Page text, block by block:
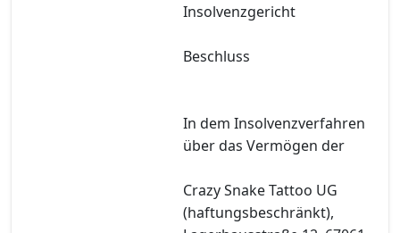
Insolvenzgericht
Beschluss
In dem Insolvenzverfahren
über das Vermögen der
Crazy Snake Tattoo UG
(haftungsbeschränkt),